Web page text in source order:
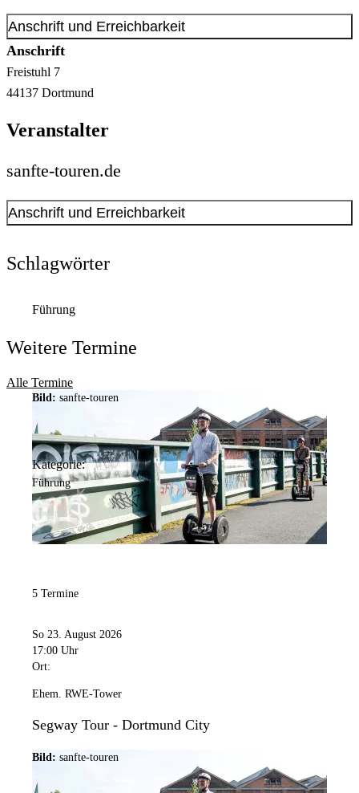
Anschrift und Erreichbarkeit
Anschrift
Freistuhl 7
44137 Dortmund
Veranstalter
sanfte-touren.de
Anschrift und Erreichbarkeit
Anschrift
Schlagwörter
Führung
Weitere Termine
Alle Termine
Bild: sanfte-touren
Kategorie:
Führung
5 Termine
So 23. August 2026
17:00 Uhr
Ort:
Ehem. RWE-Tower
Segway Tour - Dortmund City
Bild: sanfte-touren